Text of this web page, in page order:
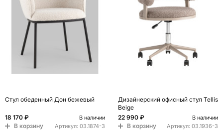
Стул обеденный Дон бежевый
18 170 ₽ В наличии
В корзину Артикул: 03.1874-3
Дизайнерский офисный стул Tellis
Beige
22 990 ₽
В наличии
В корзину Артикул: 03.1936-3